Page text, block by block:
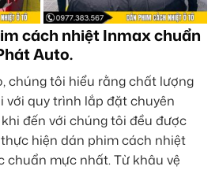
cách nhiệt Inmax chuẩn
Auto.
chúng tôi hiểu rằng chất lượng
với quy trình lắp đặt chuyên
đến với chúng tôi đều được
hiện dán phim cách nhiệt
chuẩn mực nhất. Từ khâu vệ